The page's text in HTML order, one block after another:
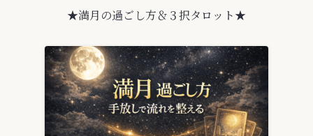
★満月の過ごし方＆３択タロット★